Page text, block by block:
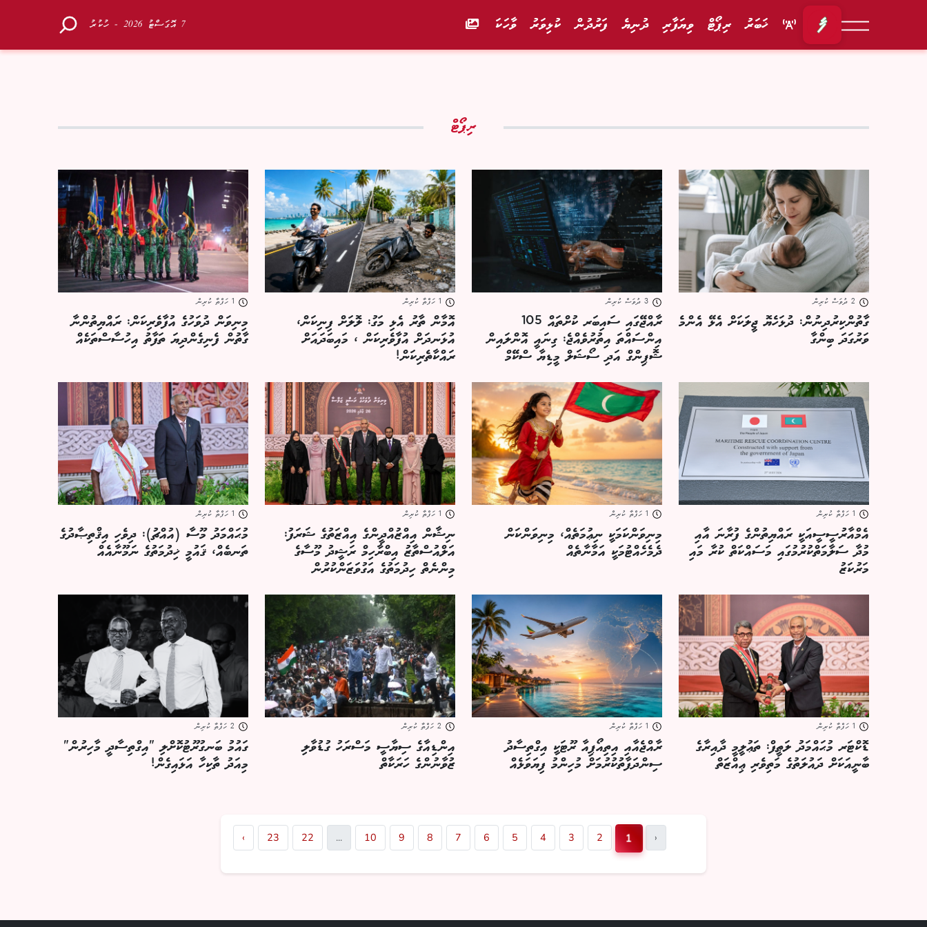
ޚަބަރު ރިޕޯޓް ވިޔަފާރި ދުނިޔެ ފަރުދުން ކުޅިވަރު ވާހަކަ 7 އޮގަސްޓު 2026 - ހުކުރު
ރިޕޯޓް
ގާތުންކިރުދިނުން: ދުޅަހެޔޮ ޖީލަކަށް އެޅޭ އެންމެ
ވަރުގަދަ ބިންގާ
ރާއްޖޭގައި ސައިބަރ ކުށްތައް 105
އިންސައްތަ އިތުރުވެއްޖެ: ގިނައީ އޮންލައިން
ޝޮޕިންގް އަދި ސޯޝަލް މީޑިޔާ ސްކޭމް
އޮމާން ތާރު އެޅި މަގު: ލޮލަށް ފިނިކަން،
އުޅަނދަށް އުފާވެރިކަން ، މައިބަދައަށް
ރައްކާތެރިކަން!
މިނިވަން ދުވަހުގެ އުފާވެރިކަން: ރައްޔިތުންނާ
ގާތުން ފެނިގެންދިޔަ ތަފާތު އިހުސާސްތަކެއް
އެމްއާރުސީސީއަކީ ރައްޔިތުންގެ ފުރާނަ އާއި
މުދާ ސަލާމަތްކުރުމުގައި މަސައްކަތް ކުރާ މައި
މަރުކަޒު
މިނިވަންކަމަކީ ނިޢުމަތެއް، މިނިވަންކަން
ދެމެހެއްޓުމަކީ އަމާނާތެއް
ނިޝާން އިއްޒުއްދީންގެ އިއްޒަތުގެ ޝަރަފު:
އަލްއުސްތާޒު އިބްރާހިމް ރަޝީދު މޫސާގެ
މިންނެތް ހިދުމަތުގެ އަގުވަޒަންކުރުން
މުޙައްމަދު މޫސާ (އުއްޗު): ދިވެހި އިޤްތިޞާދުގެ
ތަނބެއް، ޤައުމީ ޚިދުމަތުގެ ނަމޫނާއެއް
ޑޮކްޓަރ މުޙައްމަދު ލަޠީފް: ތަޢުލީމީ ދާއިރާގެ
ބާނީއަކަށް ދައުލަތުގެ މަތިވެރި ޢިއްޒަތް
ރާއްޖެއާއި އިތިއޯޕިއާ ރޫޓަކީ އިގްތިސާދު
ސިންދަފާތުކުރުމަށް މުހިންމު ފިޔަވަޅެއް
އިންޑިއާގެ ސިޔާސީ މަސްރަހު ގުޑުވާލި
ޒުވާނުންގެ ހަރަކާތް
ގައުމު ބަނގުރޫޓުކޮށްލި "އިގްތިސާދީ މާހިރުން"
މިއަދު ތާކިހާ އަޅައިގެން!
›
1
2
3
4
5
6
7
8
9
10
...
22
23
‹